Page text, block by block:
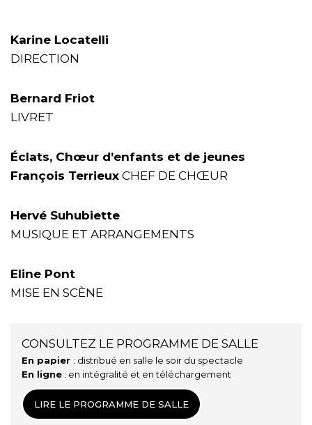
Karine Locatelli
DIRECTION
Bernard Friot
LIVRET
Éclats, Chœur d’enfants et de jeunes
François Terrieux CHEF DE CHŒUR
Hervé Suhubiette
MUSIQUE ET ARRANGEMENTS
Eline Pont
MISE EN SCÈNE
CONSULTEZ LE PROGRAMME DE SALLE
En papier : distribué en salle le soir du spectacle
En ligne : en intégralité et en téléchargement
LIRE LE PROGRAMME DE SALLE